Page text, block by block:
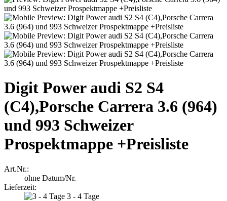
Digit Power audi S2 S4
(C4),Porsche Carrera 3.6 (964)
und 993 Schweizer
Prospektmappe +Preisliste
Art.Nr.:
ohne Datum/Nr.
Lieferzeit:
3 - 4 Tage